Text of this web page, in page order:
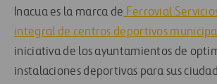
Inacua es la marca de Ferrovial
integral de centros deportivos
iniciativa de los ayuntamientos de
instalaciones deportivas para sus